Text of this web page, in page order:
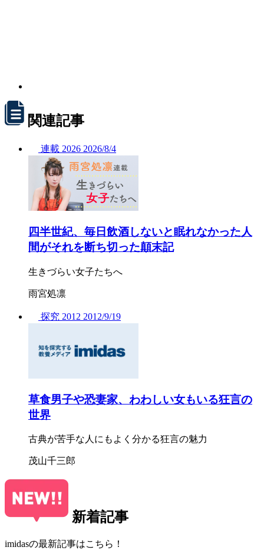
関連記事
連載 2026 2026/8/4
四半世紀、毎日飲酒しないと眠れなかった人
間がそれを断ち切った顛末記
生きづらい女子たちへ
雨宮処凛
探究 2012 2012/9/19
草食男子や恐妻家、わわしい女もいる狂言の
世界
古典が苦手な人にもよく分かる狂言の魅力
茂山千三郎
新着記事
imidasの最新記事はこちら！